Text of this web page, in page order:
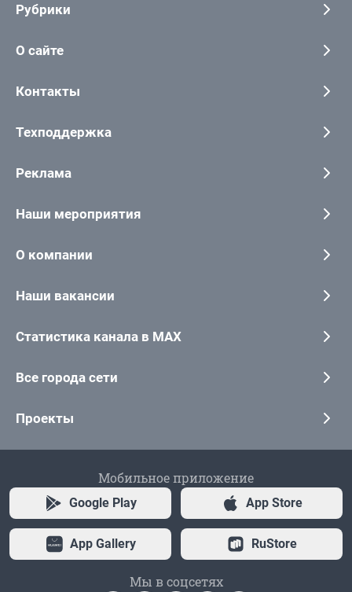
Рубрики
О сайте
Контакты
Техподдержка
Реклама
Наши мероприятия
О компании
Наши вакансии
Статистика канала в MAX
Все города сети
Проекты
Мобильное приложение
Google Play App Store
App Gallery RuStore
Мы в соцсетях